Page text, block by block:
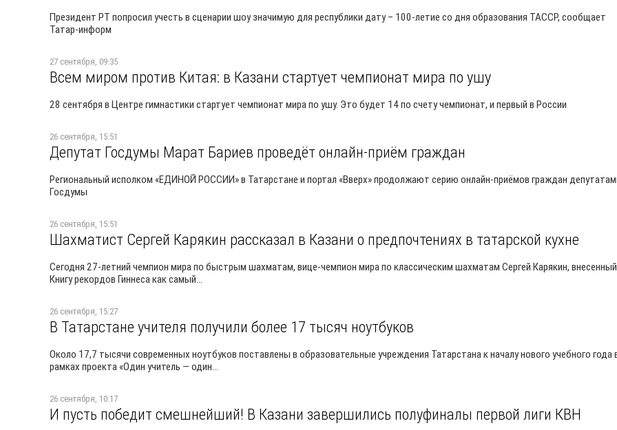
Президент РТ попросил учесть в сценарии шоу значимую для республики дату – 100-летие со дня образования ТАССР, сообщает
Татар-информ
27 сентября, 09:35
Всем миром против Китая: в Казани стартует чемпионат мира по ушу
28 сентября в Центре гимнастики стартует чемпионат мира по ушу. Это будет 14 по счету чемпионат, и первый в России
26 сентября, 15:51
Депутат Госдумы Марат Бариев проведёт онлайн-приём граждан
Региональный исполком «ЕДИНОЙ РОССИИ» в Татарстане и портал «Вверх» продолжают серию онлайн-приёмов граждан
Госдумы
26 сентября, 15:51
Шахматист Сергей Карякин рассказал в Казани о предпочтениях в татарской кухне
Сегодня 27-летний чемпион мира по быстрым шахматам, вице-чемпион мира по классическим шахматам Сергей Карякин,
Книгу рекордов Гиннеса как самый...
26 сентября, 15:27
В Татарстане учителя получили более 17 тысяч ноутбуков
Около 17,7 тысячи современных ноутбуков поставлены в образовательные учреждения Татарстана к началу нового учебного года
рамках проекта «Один учитель — один...
26 сентября, 10:17
И пусть победит смешнейший! В Казани завершились полуфиналы первой лиги КВН